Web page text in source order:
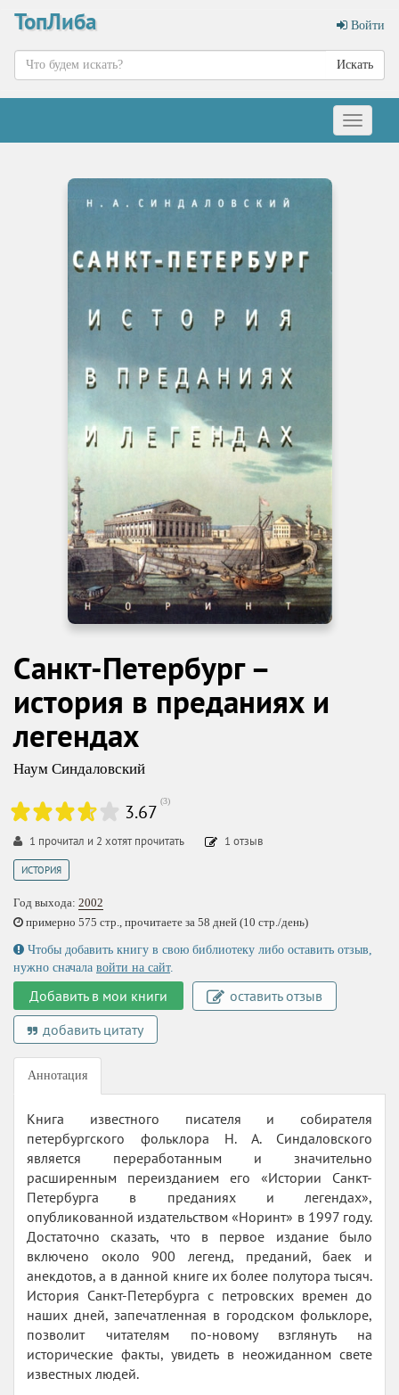
ТопЛиба Войти
Искать
Меню
Санкт-Петербург –
история в преданиях и
легендах
Наум Синдаловский
3.67 (3)
1 прочитал и 2 хотят прочитать 1 отзыв
ИСТОРИЯ
Год выхода: 2002
примерно 575 стр., прочитаете за 58 дней (10 стр./день)
Чтобы добавить книгу в свою библиотеку либо оставить отзыв,
нужно сначала войти на сайт.
Добавить в мои книги
оставить отзыв
добавить цитату
Аннотация
Книга известного писателя и собирателя
петербургского фольклора Н. А. Синдаловского
является переработанным и значительно
расширенным переизданием его «Истории Санкт-
Петербурга в преданиях и легендах»,
опубликованной издательством «Норинт» в 1997 году.
Достаточно сказать, что в первое издание было
включено около 900 легенд, преданий, баек и
анекдотов, а в данной книге их более полутора тысяч.
История Санкт-Петербурга с петровских времен до
наших дней, запечатленная в городском фольклоре,
позволит читателям по-новому взглянуть на
исторические факты, увидеть в неожиданном свете
известных людей.